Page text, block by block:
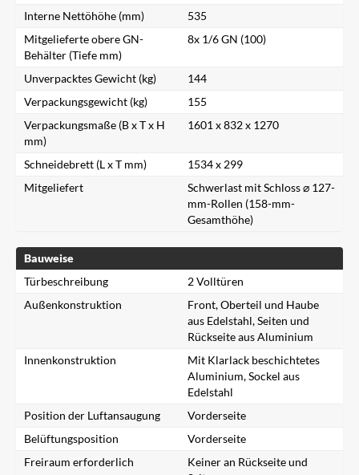
Interne Nettöhöhe (mm)
535
Mitgelieferte obere GN-
Behälter (Tiefe mm)
8x 1/6 GN (100)
Unverpacktes Gewicht (kg)
144
Verpackungsgewicht (kg)
155
Verpackungsmaße (B x T x H
mm)
1601 x 832 x 1270
Schneidebrett (L x T mm)
1534 x 299
Mitgeliefert
Schwerlast mit Schloss ⌀ 127-
mm-Rollen (158-mm-
Gesamthöhe)
Bauweise
Türbeschreibung
2 Volltüren
Außenkonstruktion
Front, Oberteil und Haube
aus Edelstahl, Seiten und
Rückseite aus Aluminium
Innenkonstruktion
Mit Klarlack beschichtetes
Aluminium, Sockel aus
Edelstahl
Position der Luftansaugung
Vorderseite
Belüftungsposition
Vorderseite
Freiraum erforderlich
Keiner an Rückseite und